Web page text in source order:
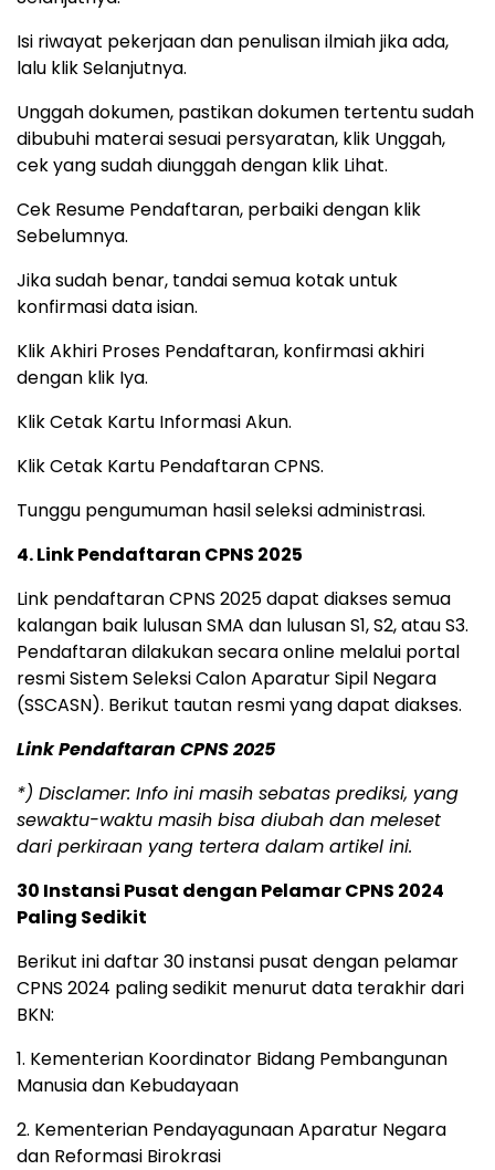
Isi riwayat pekerjaan dan penulisan ilmiah jika ada,
lalu klik Selanjutnya.
Unggah dokumen, pastikan dokumen tertentu sudah
dibubuhi materai sesuai persyaratan, klik Unggah,
cek yang sudah diunggah dengan klik Lihat.
Cek Resume Pendaftaran, perbaiki dengan klik
Sebelumnya.
Jika sudah benar, tandai semua kotak untuk
konfirmasi data isian.
Klik Akhiri Proses Pendaftaran, konfirmasi akhiri
dengan klik Iya.
Klik Cetak Kartu Informasi Akun.
Klik Cetak Kartu Pendaftaran CPNS.
Tunggu pengumuman hasil seleksi administrasi.
4. Link Pendaftaran CPNS 2025
Link pendaftaran CPNS 2025 dapat diakses semua
kalangan baik lulusan SMA dan lulusan S1, S2, atau S3.
Pendaftaran dilakukan secara online melalui portal
resmi Sistem Seleksi Calon Aparatur Sipil Negara
(SSCASN). Berikut tautan resmi yang dapat diakses.
Link Pendaftaran CPNS 2025
*) Disclamer: Info ini masih sebatas prediksi, yang
sewaktu-waktu masih bisa diubah dan meleset
dari perkiraan yang tertera dalam artikel ini.
30 Instansi Pusat dengan Pelamar CPNS 2024
Paling Sedikit
Berikut ini daftar 30 instansi pusat dengan pelamar
CPNS 2024 paling sedikit menurut data terakhir dari
BKN:
1. Kementerian Koordinator Bidang Pembangunan
Manusia dan Kebudayaan
2. Kementerian Pendayagunaan Aparatur Negara
dan Reformasi Birokrasi